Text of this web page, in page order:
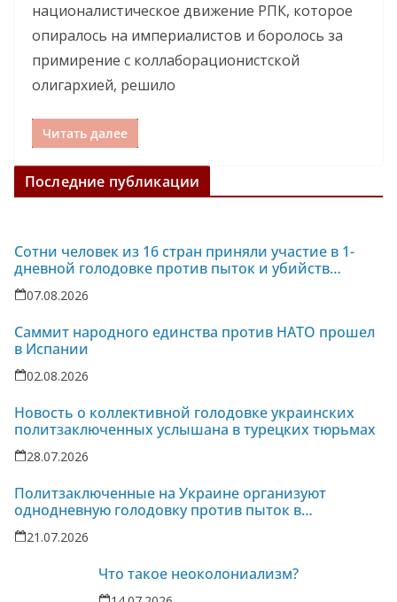
националистическое движение РПК, которое
опиралось на империалистов и боролось за
примирение с коллаборационистской
олигархией, решило
Читать далее
Последние публикации
Сотни человек из 16 стран приняли участие в 1-
дневной голодовке против пыток и убийств
политзаключенных на Украине
07.08.2026
Саммит народного единства против НАТО прошел
в Испании
02.08.2026
Новость о коллективной голодовке украинских
политзаключенных услышана в турецких тюрьмах
28.07.2026
Политзаключенные на Украине организуют
однодневную голодовку против пыток в
колонии-86
21.07.2026
Что такое неоколониализм?